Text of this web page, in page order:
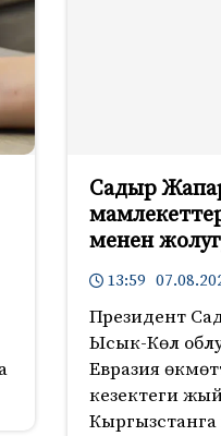
Садыр
менен
13:59
Президент
Ысык-Көл
Евразия
кезектеги
Кыргызстанга